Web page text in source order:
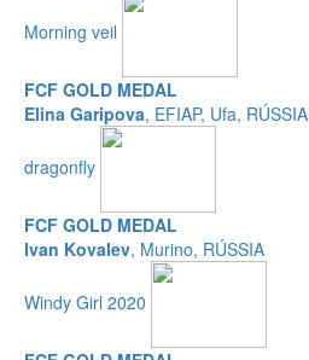
Morning veil
FCF GOLD MEDAL
Elina Garipova, EFIAP, Ufa, RÚSSIA
dragonfly
FCF GOLD MEDAL
Ivan Kovalev, Murino, RÚSSIA
Windy Girl 2020